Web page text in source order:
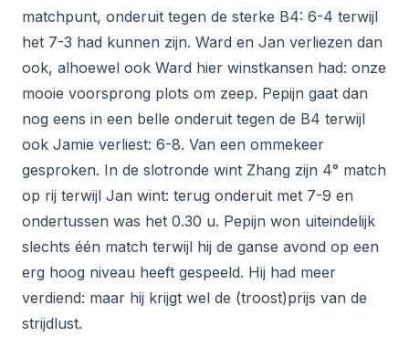
matchpunt, onderuit tegen de sterke B4: 6-4 terwijl
het 7-3 had kunnen zijn. Ward en Jan verliezen dan
ook, alhoewel ook Ward hier winstkansen had: onze
mooie voorsprong plots om zeep. Pepijn gaat dan
nog eens in een belle onderuit tegen de B4 terwijl
ook Jamie verliest: 6-8. Van een ommekeer
gesproken. In de slotronde wint Zhang zijn 4° match
op rij terwijl Jan wint: terug onderuit met 7-9 en
ondertussen was het 0.30 u. Pepijn won uiteindelijk
slechts één match terwijl hij de ganse avond op een
erg hoog niveau heeft gespeeld. Hij had meer
verdiend: maar hij krijgt wel de (troost)prijs van de
strijdlust.